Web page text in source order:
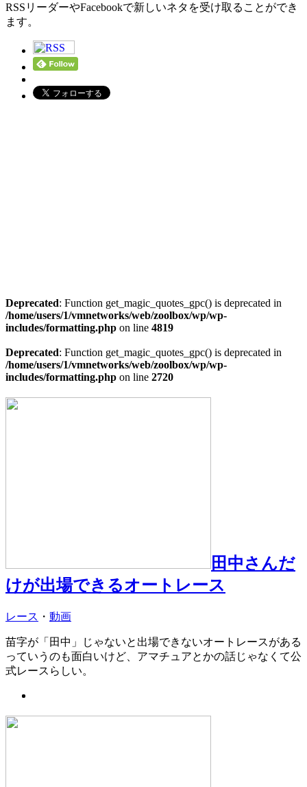
RSSリーダーやFacebookで新しいネタを受け取ることができ
ます。
Deprecated: Function get_magic_quotes_gpc() is deprecated in
/home/users/1/vmnetworks/web/zoolbox/wp/wp-
includes/formatting.php on line 4819
Deprecated: Function get_magic_quotes_gpc() is deprecated in
/home/users/1/vmnetworks/web/zoolbox/wp/wp-
includes/formatting.php on line 2720
田中さんだ
けが出場できるオートレース
レース ・ 動画
苗字が「田中」じゃないと出場できないオートレースがある
っていうのも面白いけど、アマチュアとかの話じゃなくて公
式レースらしい。